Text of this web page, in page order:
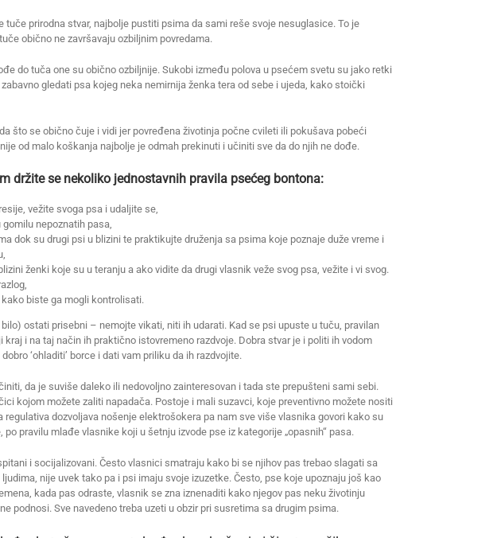
prirodna stvar, najbolje pustiti psima da sami reše svoje nesuglasice. To je
obično ne završavaju ozbiljnim povredama.
do tuča one su obično ozbiljnije. Sukobi između polova u psećem svetu su jako retki
gledati psa kojeg neka nemirnija ženka tera od sebe i ujeda, kako stoički
što se obično čuje i vidi jer povređena životinja počne cvileti ili pokušava pobeći
od malo koškanja najbolje je odmah prekinuti i učiniti sve da do njih ne dođe.
držite se nekoliko jednostavnih pravila psećeg bontona:
vežite svoga psa i udaljite se,
nepoznatih pasa,
dok su drugi psi u blizini te praktikujte druženja sa psima koje poznaje duže vreme i
ženki koje su u teranju a ako vidite da drugi vlasnik veže svog psa, vežite i vi svog.
biste ga mogli kontrolisati.
ostati prisebni – nemojte vikati, niti ih udarati. Kad se psi upuste u tuču, pravilan
i na taj način ih praktično istovremeno razdvoje. Dobra stvar je i politi ih vodom
‘ohladiti’ borce i dati vam priliku da ih razdvojite.
da je suviše daleko ili nedovoljno zainteresovan i tada ste prepušteni sami sebi.
kojom možete zaliti napadača. Postoje i mali suzavci, koje preventivno možete nositi
dozvoljava nošenje elektrošokera pa nam sve više vlasnika govori kako su
pravilu mlađe vlasnike koji u šetnju izvode pse iz kategorije „opasnih“ pasa.
i socijalizovani. Često vlasnici smatraju kako bi se njihov pas trebao slagati sa
ljudima, nije uvek tako pa i psi imaju svoje izuzetke. Često, pse koje upoznaju još kao
kada pas odraste, vlasnik se zna iznenaditi kako njegov pas neku životinju
podnosi. Sve navedeno treba uzeti u obzir pri susretima sa drugim psima.